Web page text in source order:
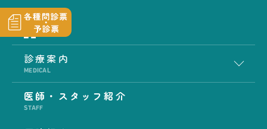
診療案内
MEDICAL
医師・スタッフ紹介
STAFF